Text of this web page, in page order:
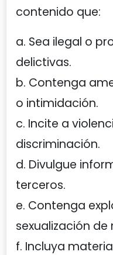
contenido que:
a. Sea ilegal o
delictivas.
b. Contenga
o intimidación.
c. Incite a
discriminación.
d. Divulgue
terceros.
e. Contenga
sexualización de
f. Incluya